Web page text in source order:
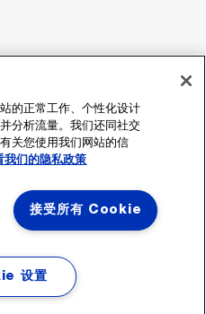
的正常工作、个性化设计
分析流量。我们还同社交
关您使用我们网站的信
我们的隐私政策
接受所有 Cookie
设置